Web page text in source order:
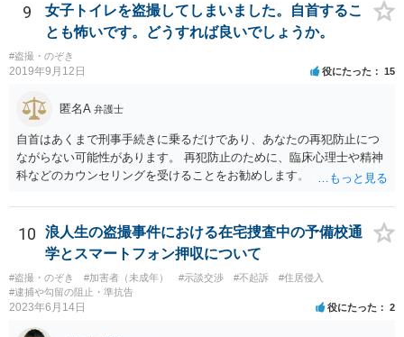
一応捜査のきっかけにはなると思いますが、現実に立件するかという
と、相当可能性は低いと思われます。警察が動く可能性はかなり低い
ですが、事情聴取までは頭の中では覚悟はしておいた方がよいかと思
います。 ただ、ご自身で大いに反省されているように、女性にとって
知らない男性からカメラを向けられて隠し撮りをされるということは
本当に怖いことですし、陰湿な行動として非難に値する行動です。罪
になるかならないかで変わるものではありません。自分だけが喜べは
よいという考えではなく、相手を尊重する、思いやる気持ちを持つよ
うにすれば、これはしてはいけないな、と事前に判断できるようにな
ると思います。恐れにより意思決定をするとただの我慢になります
が、よりよい行動を選ぶことは自信を高めてくれます。 まだ未成年と
いうことですし、恥ずかしいことを相談する勇気をお持ちの方ですの
で、今後同じようなことは起こさないと思います。 不安を抱えても仕
方ないので、前向きに過ごされることを期待しています。
9
女子トイレを盗撮してしまいました。自首するこ
とも怖いです。どうすれば良いでしょうか。
#盗撮・のぞき
2019年9月12日 役にたった 15
匿名A 弁護士
自首はあくまで刑事手続きに乗るだけであり、あなたの再犯防止につ
ながらない可能性があります。 再犯防止のために、臨床心理士や精神
科などのカウンセリングを受けることをお勧めします。
10
浪人生の盗撮事件における在宅捜査中の予備校通
学とスマートフォン押収について
#盗撮・のぞき #加害者（未成年） #示談交渉 #不起訴
#住居侵入
#逮捕や勾留の阻止・準抗告
2023年6月14日 役にたった 2